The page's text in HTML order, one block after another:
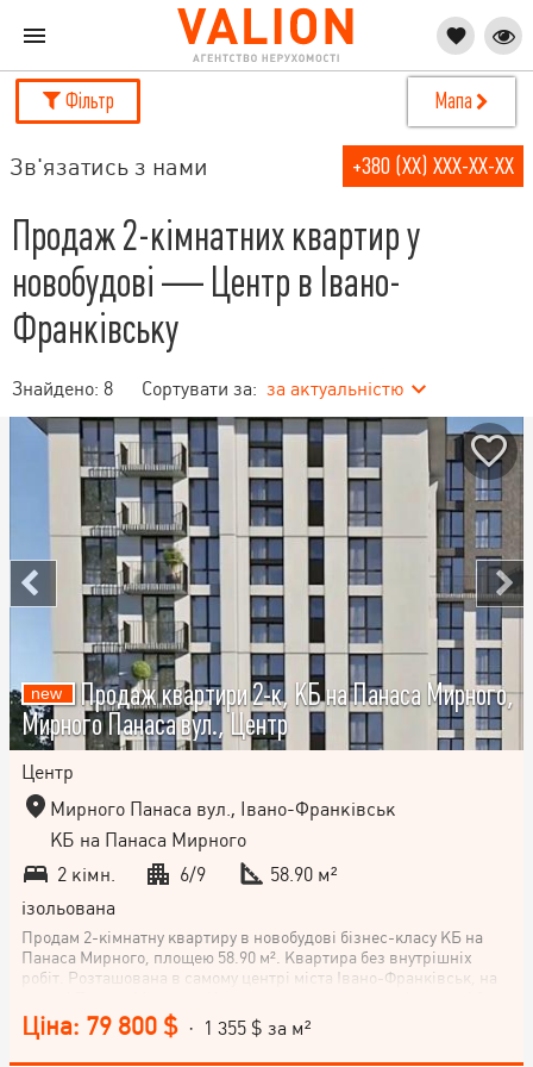
Фільтр Мапа
Зв'язатись з нами +380 (XX) XXX-XX-XX
Продаж 2-кімнатних квартир у
новобудові — Центр в Івано-
Франківську
Знайдено: 8 Сортувати за: за актуальністю
Продаж квартири 2-к, КБ на Панаса Мирного,
Мирного Панаса вул., Центр
Центр
Мирного Панаса вул., Івано-Франківськ
КБ на Панаса Мирного
2 кімн.
6/9
58.90 м²
ізольована
Продам 2-кімнатну квартиру в новобудові бізнес-класу КБ на
Панаса Мирного, площею 58.90 м². Квартира без внутрішніх
робіт. Розташована в самому центрі міста Івано-Франківськ, на
поверхового будинку. Планування квартири нестандартне,
кухня-студія 16.15 м². Не втрачайте шансу стати власником цієї
комфортної квартири в самому серці міста! Телефонуйте!
Ціна: 79 800 $ · 1 355 $ за м²